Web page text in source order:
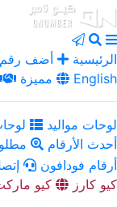
الرئيسية أضف رقم
مميزة
English
لوحات مواليد
أحدث الأرقام
أرقام فودافون
كيو كارز
كيو